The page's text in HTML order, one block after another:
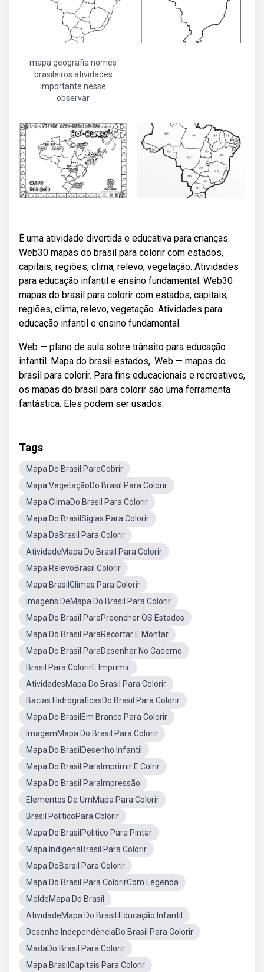
mapa geografia nomes
brasileiros atividades
importante nesse
observar
É uma atividade divertida e educativa para crianças.
Web30 mapas do brasil para colorir com estados,
capitais, regiões, clima, relevo, vegetação. Atividades
para educação infantil e ensino fundamental. Web30
mapas do brasil para colorir com estados, capitais,
regiões, clima, relevo, vegetação. Atividades para
educação infantil e ensino fundamental.
Web — plano de aula sobre trânsito para educação
infantil. Mapa do brasil estados,. Web — mapas do
brasil para colorir. Para fins educacionais e recreativos,
os mapas do brasil para colorir são uma ferramenta
fantástica. Eles podem ser usados.
Tags
Mapa Do Brasil ParaCobrir
Mapa VegetaçãoDo Brasil Para Colorir
Mapa ClimaDo Brasil Para Colorir
Mapa Do BrasilSiglas Para Colorir
Mapa DaBrasil Para Colorir
AtividadeMapa Do Brasil Para Colorir
Mapa RelevoBrasil Colorir
Mapa BrasilClimas Para Colorir
Imagens DeMapa Do Brasil Para Colorir
Mapa Do Brasil ParaPreencher OS Estados
Mapa Do Brasil ParaRecortar E Montar
Mapa Do Brasil ParaDesenhar No Caderno
Brasil Para ColorirE Imprimir
AtividadesMapa Do Brasil Para Colorir
Bacias HidrográficasDo Brasil Para Colorir
Mapa Do BrasilEm Branco Para Colorir
ImagemMapa Do Brasil Para Colorir
Mapa Do BrasilDesenho Infantil
Mapa Do Brasil ParaImprimir E Colrir
Mapa Do Brasil ParaImpressão
Elementos De UmMapa Para Colorir
Brasil PolíticoPara Colorir
Mapa Do BrasilPolitico Para Pintar
Mapa IndígenaBrasil Para Colorir
Mapa DoBarsil Para Colorir
Mapa Do Brasil Para ColorirCom Legenda
MoldeMapa Do Brasil
AtividadeMapa Do Brasil Educação Infantil
Desenho IndependênciaDo Brasil Para Colorir
MadaDo Brasil Para Colorir
Mapa BrasilCapitais Para Colorir